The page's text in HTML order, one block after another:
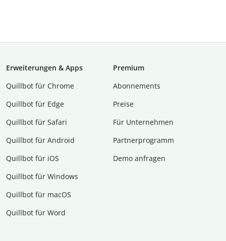
Erweiterungen & Apps
Quillbot für Chrome
Quillbot für Edge
Quillbot für Safari
Quillbot für Android
Quillbot für iOS
Quillbot für Windows
Quillbot für macOS
Quillbot für Word
Premium
Abon­ne­ments
Preise
Für Unternehmen
Partnerprogramm
Demo anfragen